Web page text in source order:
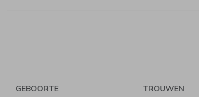
GEBOORTE TROUWEN